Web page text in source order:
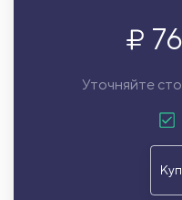
Уточняйте